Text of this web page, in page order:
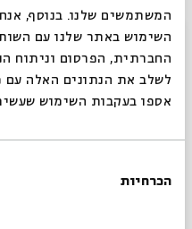
המשתמשים שלנו. בנוסף,
השימוש באתר שלנו עם
החברתית, הפרסום וניתוח
לשלב את הנתונים האלה
אספו בעקבות השימוש
הסכמה
הכרחיות
בכל מפגש יעביר פרופ'
נוספת בתחום הריקוד
ובאמצעי המחשה נוספים
משתתפים מינימאלי.
סגור